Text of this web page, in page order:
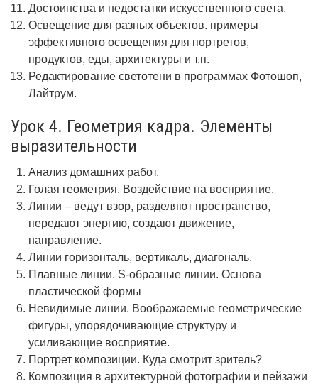
Достоинства и недостатки искусственного света.
Освещение для разных объектов. примеры
эффективного освещения для портретов,
продуктов, еды, архитектуры и т.п.
Редактирование светотени в программах Фотошоп,
Лайтрум.
Урок 4. Геометрия кадра. Элементы
выразительности
Анализ домашних работ.
Голая геометрия. Воздействие на восприятие.
Линии – ведут взор, разделяют пространство,
передают энергию, создают движение,
направление.
Линии горизонталь, вертикаль, диагональ.
Плавные линии. S-образные линии. Основа
пластической формы
Невидимые линии. Воображаемые геометрические
фигуры, упорядочивающие структуру и
усиливающие восприятие.
Портрет композиции. Куда смотрит зритель?
Композиция в архитектурной фотографии и пейзажи